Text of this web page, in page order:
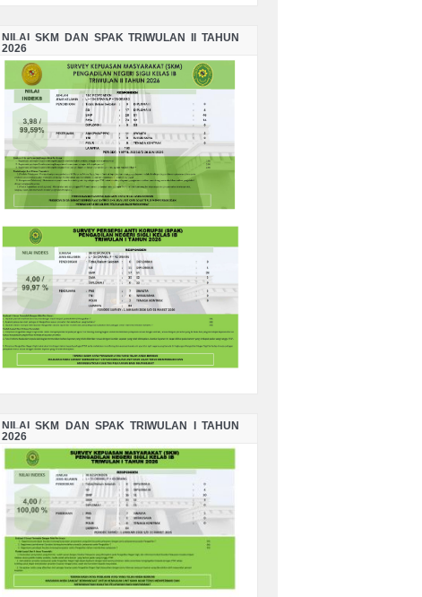
NILAI SKM DAN SPAK TRIWULAN II TAHUN
2026
NILAI SKM DAN SPAK TRIWULAN I TAHUN
2026